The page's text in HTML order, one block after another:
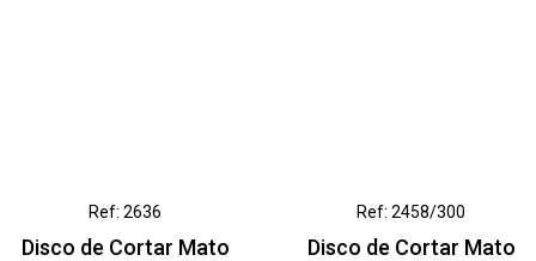
Ref: 2636
Disco de Cortar Mato
Ref: 2458/300
Disco de Cortar Mato